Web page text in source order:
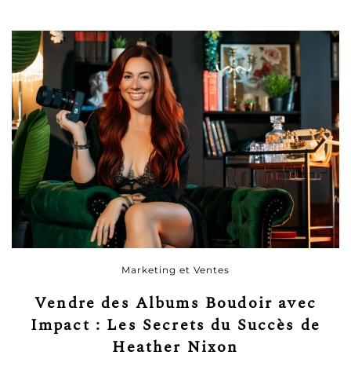
Marketing et Ventes
Vendre des Albums Boudoir avec
Impact : Les Secrets du Succès de
Heather Nixon